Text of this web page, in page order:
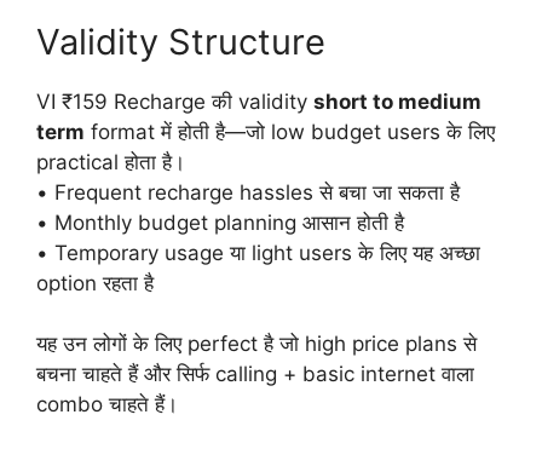
Validity Structure
VI ₹159 Recharge की validity short to medium
term format में होती है—जो low budget users के लिए
practical होता है।
• Frequent recharge hassles से बचा जा सकता है
• Monthly budget planning आसान होती है
• Temporary usage या light users के लिए यह अच्छा
option रहता है
यह उन लोगों के लिए perfect है जो high price plans से
बचना चाहते हैं और सिर्फ calling + basic internet वाला
combo चाहते हैं।